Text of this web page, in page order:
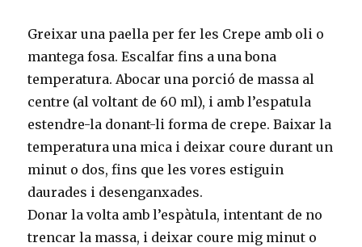
Greixar una paella per fer les Crepe amb oli o
mantega fosa. Escalfar fins a una bona
temperatura. Abocar una porció de massa al
centre (al voltant de 60 ml), i amb l’espatula
estendre-la donant-li forma de crepe. Baixar la
temperatura una mica i deixar coure durant un
minut o dos, fins que les vores estiguin
daurades i desenganxades.
Donar la volta amb l’espàtula, intentant de no
trencar la massa, i deixar coure mig minut o